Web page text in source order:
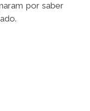
por saber